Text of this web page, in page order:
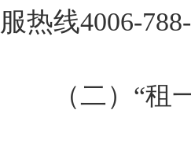
服热线4006-
（二）“租一